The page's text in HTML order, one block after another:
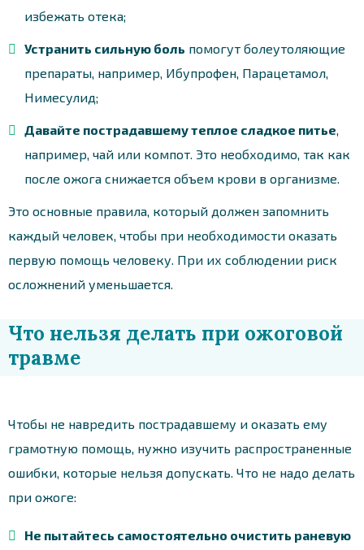
избежать отека;
Устранить сильную боль помогут болеутоляющие
препараты, например, Ибупрофен, Парацетамол,
Нимесулид;
Давайте пострадавшему теплое сладкое питье
например, чай или компот. Это необходимо, так как
после ожога снижается объем крови в организме.
Это основные правила, который должен запомнить
каждый человек, чтобы при необходимости оказать
первую помощь человеку. При их соблюдении риск
осложнений уменьшается.
Что нельзя делать при ожоговой
травме
Чтобы не навредить пострадавшему и оказать ему
грамотную помощь, нужно изучить распространенные
ошибки, которые нельзя допускать. Что не надо делать
при ожоге:
Не пытайтесь самостоятельно очистить раневую